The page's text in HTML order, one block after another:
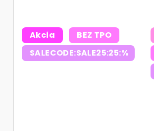
Akcia
BEZ TPO
SALECODE:SALE25:25:%